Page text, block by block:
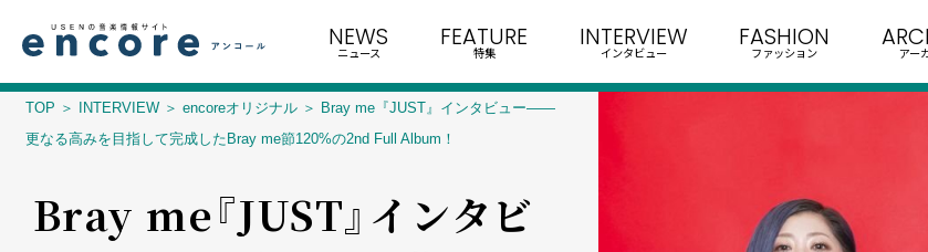
NEWS
ニュース
FEATURE
特集
INTERVIEW
インタビュー
FASHION
ファッション アー
TOP INTERVIEW encoreオリジナル
Bray me『JUST』インタビュー――
更なる高みを目指して完成したBray me節120%の2nd Full Album！
Bray me『JUST』インタビ